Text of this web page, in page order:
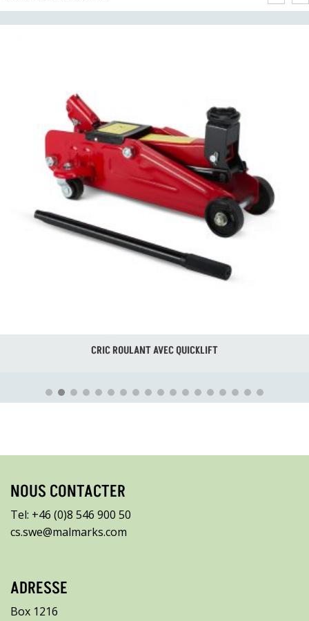
CRIC ROULANT AVEC QUICKLIFT
NOUS CONTACTER
Tel: +46 (0)8 546 900 50
cs.swe@malmarks.com
ADRESSE
Box 1216